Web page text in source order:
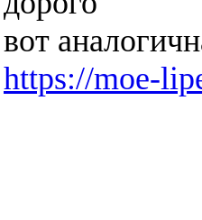
вот
https://moe-